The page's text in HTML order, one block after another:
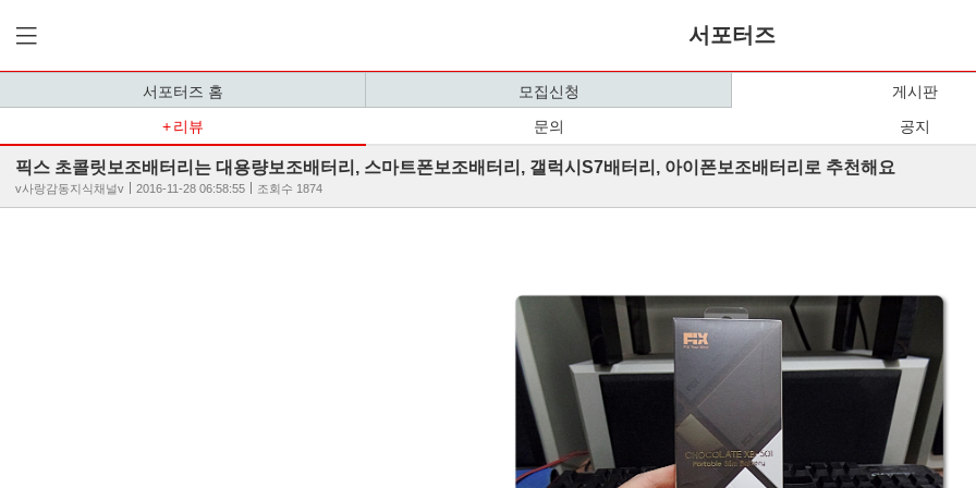
서포터즈
서포터즈 홈 모집신청 게시판
리뷰
문의 공지
픽스 초콜릿보조배터리는 대용량보조배터리, 스마트폰보조배터리, 갤럭시S7배터리, 아이폰보조배터리로 추천해요
v사랑감동지식채널v 2016-11-28 06:58:55 조회수 1874